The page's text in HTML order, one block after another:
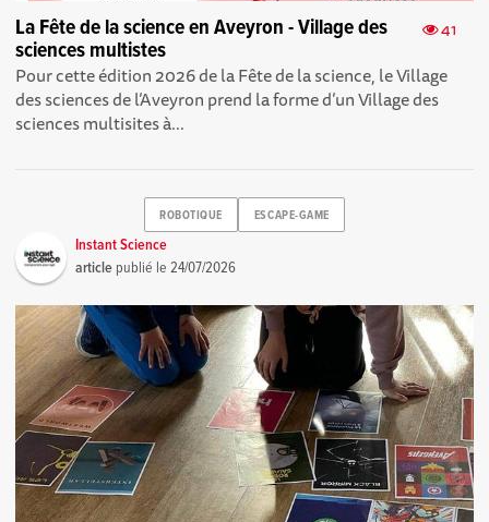
41
La Fête de la science en Aveyron - Village des
sciences multistes
Pour cette édition 2026 de la Fête de la science, le Village
des sciences de l’Aveyron prend la forme d’un Village des
sciences multisites à...
ROBOTIQUE ESCAPE-GAME
Instant Science
article publié le24/07/2026